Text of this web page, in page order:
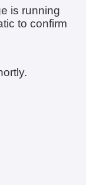
is running
to confirm